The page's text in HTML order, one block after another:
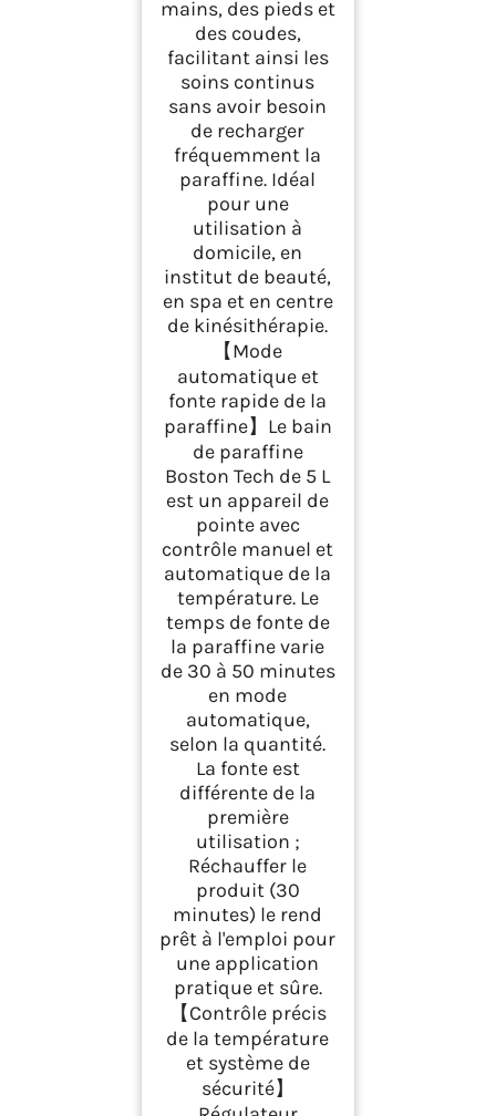
mains, des pieds et
des coudes,
facilitant ainsi les
soins continus
sans avoir besoin
de recharger
fréquemment la
paraffine. Idéal
pour une
utilisation à
domicile, en
institut de beauté,
en spa et en centre
de kinésithérapie.
【Mode
automatique et
fonte rapide de la
paraffine】Le bain
de paraffine
Boston Tech de 5 L
est un appareil de
pointe avec
contrôle manuel et
automatique de la
température. Le
temps de fonte de
la paraffine varie
de 30 à 50 minutes
en mode
automatique,
selon la quantité.
La fonte est
différente de la
première
utilisation ;
Réchauffer le
produit (30
minutes) le rend
prêt à l'emploi pour
une application
pratique et sûre.
【Contrôle précis
de la température
et système de
sécurité】